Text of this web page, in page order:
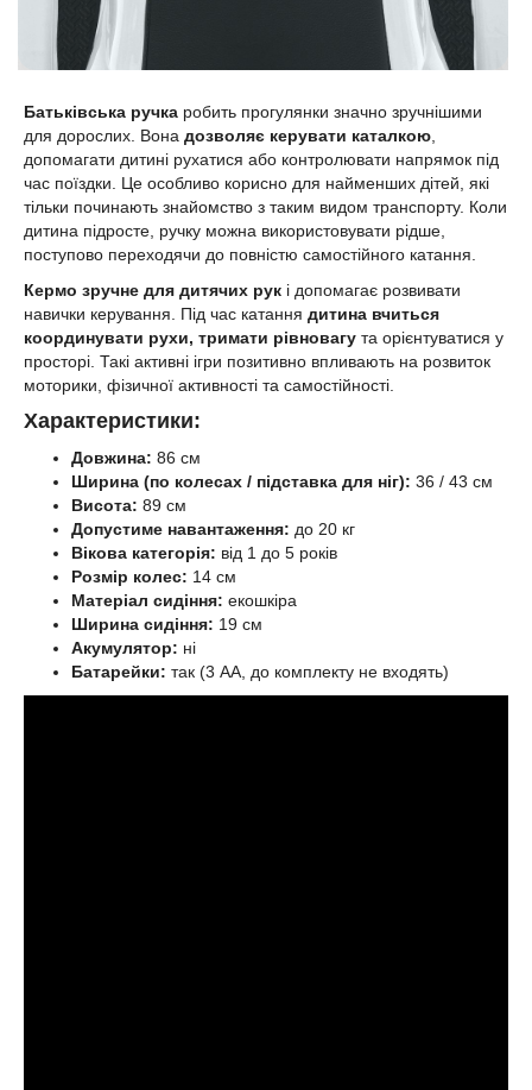
Батьківська ручка робить прогулянки значно зручнішими
для дорослих. Вона дозволяє керувати каталкою
допомагати дитині рухатися або контролювати напрямок під
час поїздки. Це особливо корисно для найменших дітей, які
тільки починають знайомство з таким видом транспорту. Коли
дитина підросте, ручку можна використовувати рідше,
поступово переходячи до повністю самостійного катання.
Кермо зручне для дитячих рук і допомагає розвивати
навички керування. Під час катання дитина вчиться
координувати рухи, тримати рівновагу та орієнтуватися у
просторі. Такі активні ігри позитивно впливають на розвиток
моторики, фізичної активності та самостійності.
Характеристики:
Довжина: 86 см
Ширина (по колесах / підставка для ніг): 36 / 43 см
Висота: 89 см
Допустиме навантаження: до 20 кг
Вікова категорія: від 1 до 5 років
Розмір колес: 14 см
Матеріал сидіння: екошкіра
Ширина сидіння: 19 см
Акумулятор: ні
Батарейки: так (3 AA, до комплекту не входять)